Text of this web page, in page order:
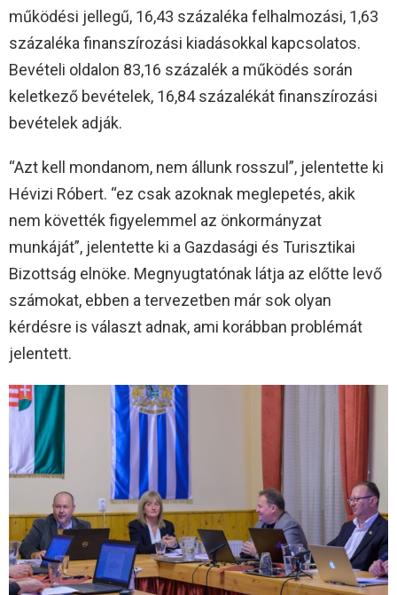
működési jellegű, 16,43 százaléka felhalmozási, 1,63
százaléka finanszírozási kiadásokkal kapcsolatos.
Bevételi oldalon 83,16 százalék a működés során
keletkező bevételek, 16,84 százalékát finanszírozási
bevételek adják.
“Azt kell mondanom, nem állunk rosszul”, jelentette ki
Hévizi Róbert. “ez csak azoknak meglepetés, akik
nem követték figyelemmel az önkormányzat
munkáját”, jelentette ki a Gazdasági és Turisztikai
Bizottság elnöke. Megnyugtatónak látja az előtte levő
számokat, ebben a tervezetben már sok olyan
kérdésre is választ adnak, ami korábban problémát
jelentett.